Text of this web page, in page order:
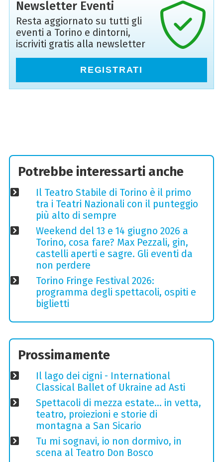
Newsletter Eventi
Resta aggiornato su tutti gli
eventi a Torino e dintorni,
iscriviti gratis alla newsletter
REGISTRATI
Potrebbe interessarti anche
Il Teatro Stabile di Torino è il primo
tra i Teatri Nazionali con il punteggio
più alto di sempre
Weekend del 13 e 14 giugno 2026 a
Torino, cosa fare? Max Pezzali, gin,
castelli aperti e sagre. Gli eventi da
non perdere
Torino Fringe Festival 2026:
programma degli spettacoli, ospiti e
biglietti
Prossimamente
Il lago dei cigni - International
Classical Ballet of Ukraine ad Asti
Spettacoli di mezza estate… in vetta,
teatro, proiezioni e storie di
montagna a San Sicario
Tu mi sognavi, io non dormivo, in
scena al Teatro Don Bosco